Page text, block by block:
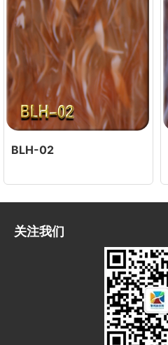
BLH-02
关注我们